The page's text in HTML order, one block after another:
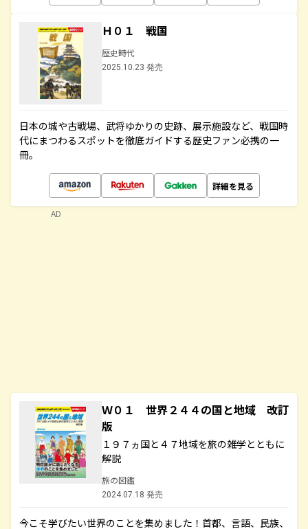
Ｈ０１ 戦国
歴史時代
2025.10.23 発売
日本の城や古戦場、武将ゆかりの史跡、展示施設など、戦国時
代にまつわるスポットを徹底ガイドする歴史ファン必携の一
冊。
詳細を見る
Ｗ０１ 世界２４４の国と地域 改訂
版
１９７ヵ国と４７地域を旅の雑学とともに
解説
旅の図鑑
2024.07.18 発売
今こそ学びたい世界のことを集めました！首都、言語、民族、
AD